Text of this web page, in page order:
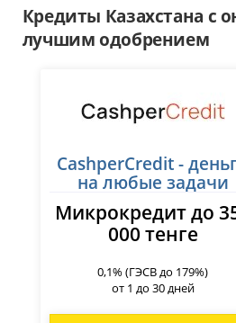
Кредиты Казахстана с
лучшим одобрением
CashperCredit -
на любые задачи
Микрокредит до
000 тенге
0,1% (ГЭСВ до 179%)
от 1 до 30 дней